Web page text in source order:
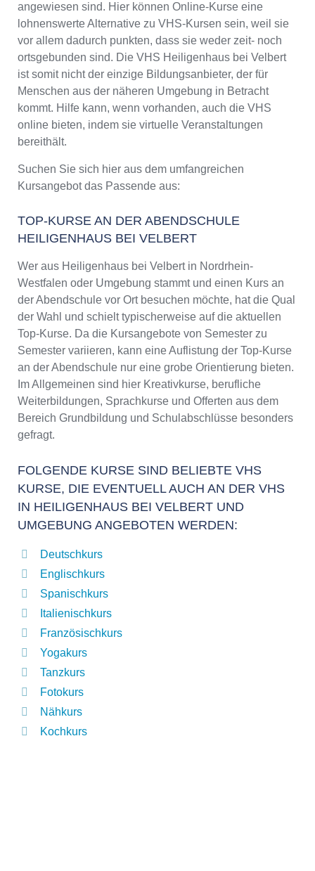
angewiesen sind. Hier können Online-Kurse eine
lohnenswerte Alternative zu VHS-Kursen sein, weil sie
vor allem dadurch punkten, dass sie weder zeit- noch
ortsgebunden sind. Die VHS Heiligenhaus bei Velbert
ist somit nicht der einzige Bildungsanbieter, der für
Menschen aus der näheren Umgebung in Betracht
kommt. Hilfe kann, wenn vorhanden, auch die VHS
online bieten, indem sie virtuelle Veranstaltungen
bereithält.
Suchen Sie sich hier aus dem umfangreichen
Kursangebot das Passende aus:
TOP-KURSE AN DER ABENDSCHULE
HEILIGENHAUS BEI VELBERT
Wer aus Heiligenhaus bei Velbert in Nordrhein-
Westfalen oder Umgebung stammt und einen Kurs an
der Abendschule vor Ort besuchen möchte, hat die Qual
der Wahl und schielt typischerweise auf die aktuellen
Top-Kurse. Da die Kursangebote von Semester zu
Semester variieren, kann eine Auflistung der Top-Kurse
an der Abendschule nur eine grobe Orientierung bieten.
Im Allgemeinen sind hier Kreativkurse, berufliche
Weiterbildungen, Sprachkurse und Offerten aus dem
Bereich Grundbildung und Schulabschlüsse besonders
gefragt.
FOLGENDE KURSE SIND BELIEBTE VHS
KURSE, DIE EVENTUELL AUCH AN DER VHS
IN HEILIGENHAUS BEI VELBERT UND
UMGEBUNG ANGEBOTEN WERDEN:
Deutschkurs
Englischkurs
Spanischkurs
Italienischkurs
Französischkurs
Yogakurs
Tanzkurs
Fotokurs
Nähkurs
Kochkurs